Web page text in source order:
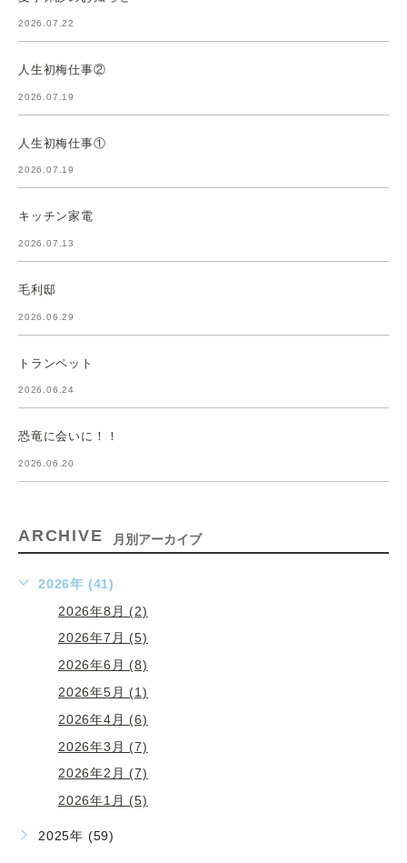
2026.07.22
人生初梅仕事②
2026.07.19
人生初梅仕事①
2026.07.19
キッチン家電
2026.07.13
毛利邸
2026.06.29
トランペット
2026.06.24
恐竜に会いに！！
2026.06.20
ARCHIVE 月別アーカイブ
2026年 (41)
2026年8月 (2)
2026年7月 (5)
2026年6月 (8)
2026年5月 (1)
2026年4月 (6)
2026年3月 (7)
2026年2月 (7)
2026年1月 (5)
2025年 (59)